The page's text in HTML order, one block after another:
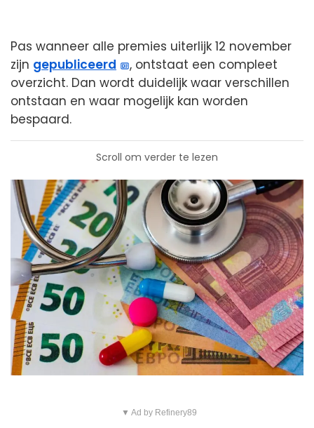
Pas wanneer alle premies uiterlijk 12 november
zijn gepubliceerd
, ontstaat een compleet
overzicht. Dan wordt duidelijk waar verschillen
ontstaan en waar mogelijk kan worden
bespaard.
Scroll om verder te lezen
▼ Ad by Refinery89